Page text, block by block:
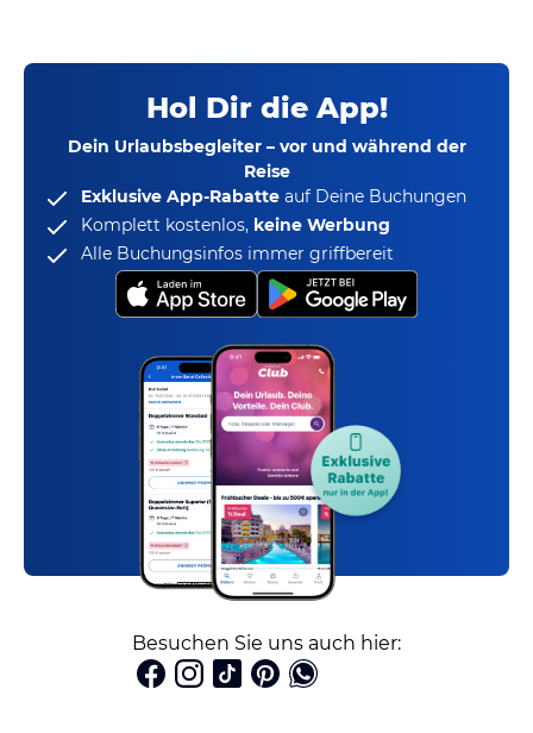
Hol Dir die App!
Dein Urlaubsbegleiter – vor und während der
Reise
Exklusive App-Rabatte auf Deine Buchungen
Komplett kostenlos, keine Werbung
Alle Buchungsinfos immer griffbereit
Besuchen Sie uns auch hier: